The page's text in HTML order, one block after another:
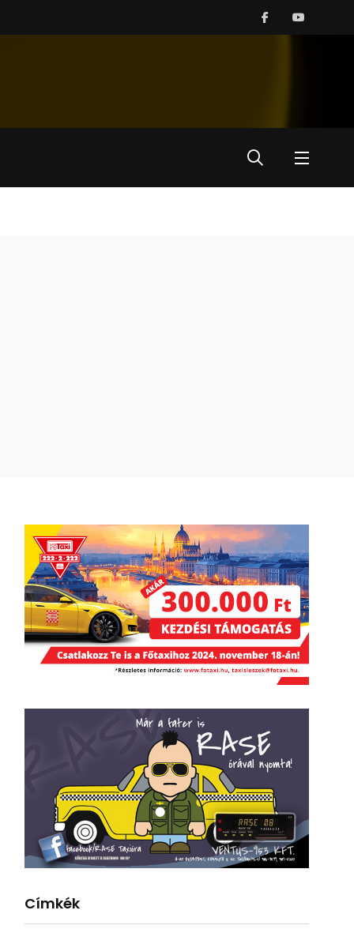
Címkék